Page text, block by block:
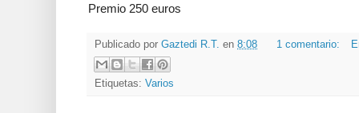
Premio 250 euros
Publicado por Gaztedi R.T. en 8:08 1 comentario:
Etiquetas: Varios